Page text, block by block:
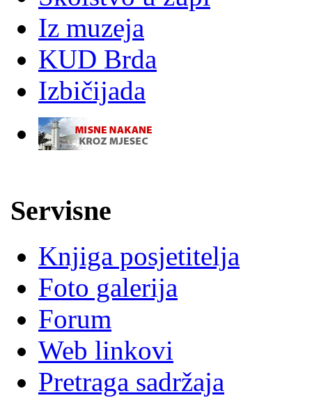
Iz muzeja
KUD Brda
Izbičijada
Servisne
Knjiga posjetitelja
Foto galerija
Forum
Web linkovi
Pretraga sadržaja